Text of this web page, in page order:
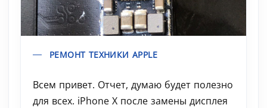
РЕМОНТ ТЕХНИКИ APPLE
Всем привет. Отчет, думаю будет полезно
для всех. iPhone X после замены дисплея